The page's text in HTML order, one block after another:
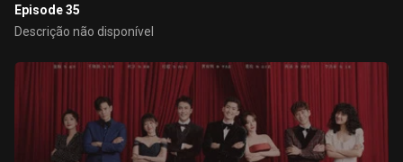
Episode 35
Descrição não disponível